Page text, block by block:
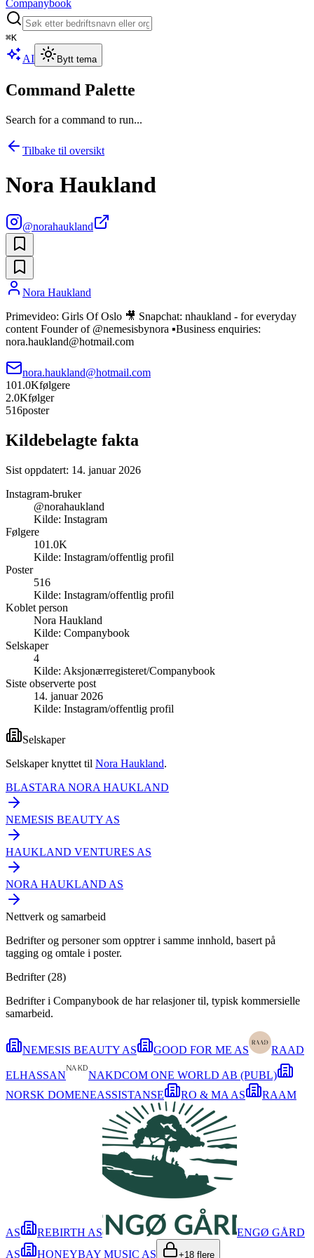
Companybook
⌘K
AI Bytt tema
Command Palette
Search for a command to run...
Tilbake til oversikt
Nora Haukland
@norahaukland
Nora Haukland
Primevideo: Girls Of Oslo 🎥 Snapchat: nhaukland - for everyday
content Founder of @nemesisbynora ▪️Business enquiries:
nora.haukland@hotmail.com
nora.haukland@hotmail.com
101.0Kfølgere
2.0Kfølger
516poster
Kildebelagte fakta
Sist oppdatert: 14. januar 2026
Instagram-bruker
@norahaukland
Kilde: Instagram
Følgere
101.0K
Kilde: Instagram/offentlig profil
Poster
516
Kilde: Instagram/offentlig profil
Koblet person
Nora Haukland
Kilde: Companybook
Selskaper
4
Kilde: Aksjonærregisteret/Companybook
Siste observerte post
14. januar 2026
Kilde: Instagram/offentlig profil
Selskaper
Selskaper knyttet til Nora Haukland.
BLASTARA NORA HAUKLAND
NEMESIS BEAUTY AS
HAUKLAND VENTURES AS
NORA HAUKLAND AS
Nettverk og samarbeid
Bedrifter og personer som opptrer i samme innhold, basert på
tagging og omtale i poster.
Bedrifter (28)
Bedrifter i Companybook de har relasjoner til, typisk kommersielle
samarbeid.
NEMESIS BEAUTY AS GOOD FOR ME AS RAAD
ELHASSAN
NAKDCOM ONE WORLD AB (PUBL)
NORSK DOMENEASSISTANSE
RO & MA AS RAAM
AS REBIRTH AS
ENGØ GÅRD
AS
HONEYBAY MUSIC AS +18 flere